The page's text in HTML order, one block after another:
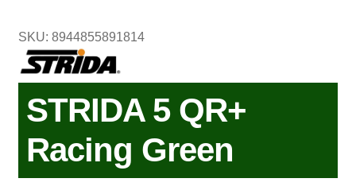
SKU: 8944855891814
STRIDA 5 QR+
Racing Green